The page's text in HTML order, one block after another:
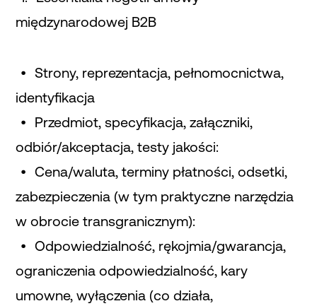
międzynarodowej B2B
Strony, reprezentacja, pełnomocnictwa,
identyfikacja
Przedmiot, specyfikacja, załączniki,
odbiór/akceptacja, testy jakości:
Cena/waluta, terminy płatności, odsetki,
zabezpieczenia (w tym praktyczne narzędzia
w obrocie transgranicznym):
Odpowiedzialność, rękojmia/gwarancja,
ograniczenia odpowiedzialność, kary
umowne, wyłączenia (co działa,